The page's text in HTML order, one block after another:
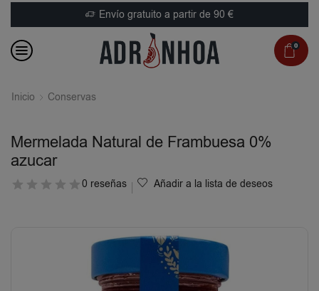
Envío gratuito a partir de 90 €
0
Inicio Conservas
Mermelada Natural de Frambuesa 0%
azucar
0 reseñas Añadir a la lista de deseos